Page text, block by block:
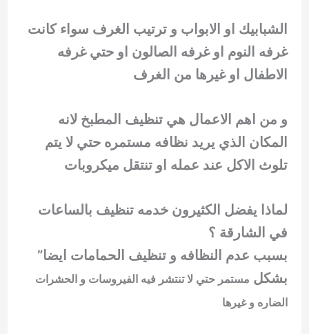
الشبابيك او الابواب و ترتيب الغرف سواء كانت
غرفه النوم او غرفه الصالون او حتي غرفه
الاطفال او غيرها من الغرف
و من اهم الاعمال هي تنظيف المطبخ لانه
المكان الذي يريد نظافه مستمره حتي لا يتم
تلوث الاكل عند عمله او تنتقل ميكروبات
لماذا يفضل الكثيرون خدمه تنظيف بالساعات
في الشارقة ؟
بسبب عدم النظافه و تنظيف الحمامات ايضا”
بشكل مستمر حتي لا تنتشر فيه الفيروسات و الحشرات
الضاره و غيرها